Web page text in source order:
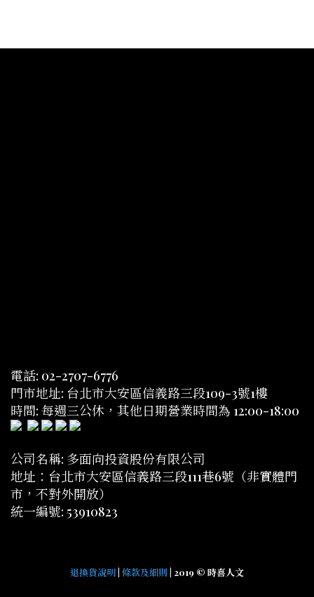
電話: 02-2707-6776
門市地址: 台北市大安區信義路三段109-3號1樓
時間: 每週三公休，其他日期營業時間為 12:00-18:00
公司名稱: 多面向投資股份有限公司
地址：台北市大安區信義路三段111巷6號（非實體門
市，不對外開放）
統一編號: 53910823
退換貨說明 條款及細則 | 2019 © 時喜人文